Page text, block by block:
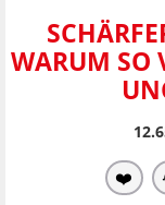
WARUM SO
❤️